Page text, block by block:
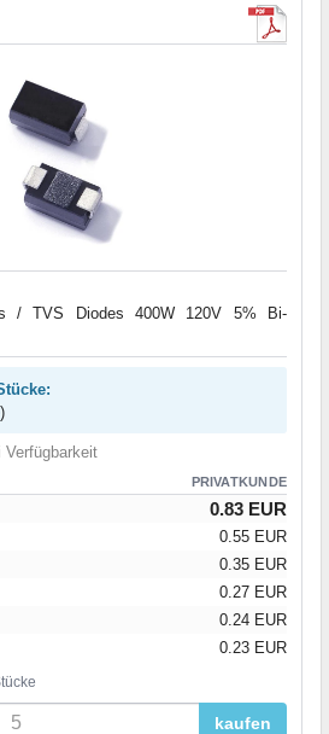
/ TVS Diodes 400W 120V 5% Bi-
Verfügbarkeit
PRIVATKUNDE
0.83 EUR
0.55 EUR
0.35 EUR
0.27 EUR
0.24 EUR
0.23 EUR
kaufen